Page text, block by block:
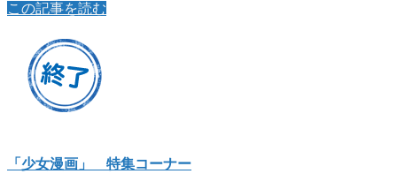
この記事を読む
「少女漫画」 特集コーナー